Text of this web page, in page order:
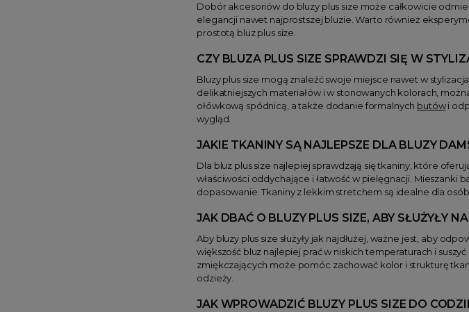
Dobór akcesoriów do bluzy plus size może całkowicie
elegancji nawet najprostszej bluzie. Warto również
prostotą bluz plus size.
CZY BLUZA PLUS SIZE SPRAWDZI SIĘ W
Bluzy plus size mogą znaleźć swoje miejsce nawet w
delikatniejszych materiałów i w stonowanych kolorach,
ołówkową spódnicą, a także dodanie formalnych butówi
wygląd.
JAKIE TKANINY SĄ NAJLEPSZE DLA BLUZY
Dla bluz plus size najlepiej sprawdzają się tkaniny, które
właściwości oddychające i łatwość w pielęgnacji.
dopasowanie. Tkaniny z lekkim stretchem są idealne dla
JAK DBAĆ O BLUZY PLUS SIZE, ABY SŁUŻYŁY
Aby bluzy plus size służyły jak najdłużej, ważne jest, aby
większość bluz najlepiej prać w niskich temperaturach i
zmiękczających może pomóc zachować kolor i strukturę
odzieży.
JAK WPROWADZIĆ BLUZY PLUS SIZE DO